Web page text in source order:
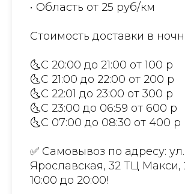
• Область от 25 руб/км
Стоимость доставки в
🌜С 20:00 до 21:00 от 100 р
🌜С 21:00 до 22:00 от 200 р
🌜С 22:01 до 23:00 от 300 р
🌜С 23:00 до 06:59 от 600 р
🌜С 07:00 до 08:30 от 400 р
✅ Самовывоз по адресу: ул.
Ярославская, 32 ТЦ Макси,
10:00 до 20:00!